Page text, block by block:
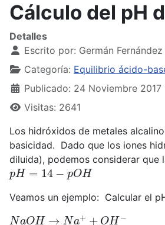
Cálculo del pH
Detalles
Escrito por: Germán Fernández
Categoría: Equilibrio ácido-
Publicado: 24 Noviembre 2017
Visitas: 2641
Los hidróxidos de metales
basicidad. Dado que los iones
diluida), podemos considerar que
pH=14 −pOH
Veamos un ejemplo: Calcular el
Na OH→ a+ +
−